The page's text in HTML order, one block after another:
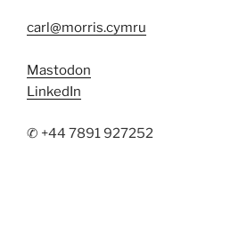
carl@morris.cymru
Mastodon
LinkedIn
✆ +44 7891 927252